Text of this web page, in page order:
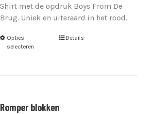
Shirt met de opdruk Boys From De
Brug. Uniek en uiteraard in het rood.
Opties
selecteren
Details
Romper blokken